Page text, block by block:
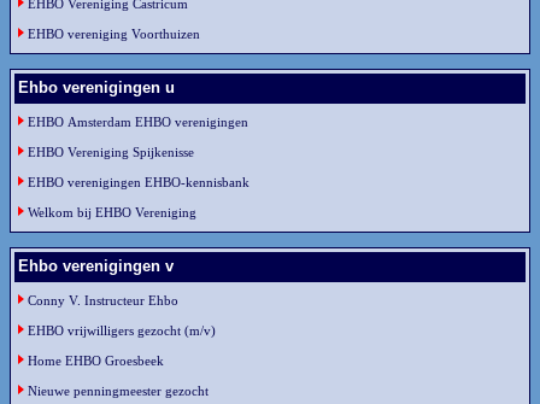
EHBO Vereniging Castricum
EHBO vereniging Voorthuizen
Ehbo verenigingen u
EHBO Amsterdam EHBO verenigingen
EHBO Vereniging Spijkenisse
EHBO verenigingen EHBO-kennisbank
Welkom bij EHBO Vereniging
Ehbo verenigingen v
Conny V. Instructeur Ehbo
EHBO vrijwilligers gezocht (m/v)
Home EHBO Groesbeek
Nieuwe penningmeester gezocht